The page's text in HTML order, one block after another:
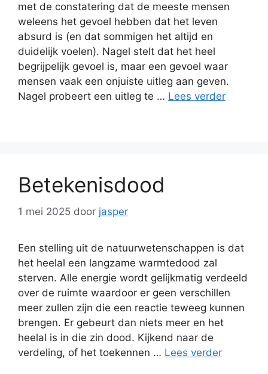
met de constatering dat de meeste mensen
weleens het gevoel hebben dat het leven
absurd is (en dat sommigen het altijd en
duidelijk voelen). Nagel stelt dat het heel
begrijpelijk gevoel is, maar een gevoel waar
mensen vaak een onjuiste uitleg aan geven.
Nagel probeert een uitleg te … Lees verder
Betekenisdood
1 mei 2025 door jasper
Een stelling uit de natuurwetenschappen is dat
het heelal een langzame warmtedood zal
sterven. Alle energie wordt gelijkmatig verdeeld
over de ruimte waardoor er geen verschillen
meer zullen zijn die een reactie teweeg kunnen
brengen. Er gebeurt dan niets meer en het
heelal is in die zin dood. Kijkend naar de
verdeling, of het toekennen … Lees verder